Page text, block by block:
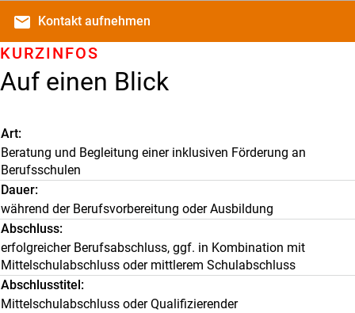
email Kontakt aufnehmen
Auf einen Blick
KURZINFOS
Art
Beratung und Begleitung einer inklusiven Förderung an
Berufsschulen
Dauer
während der Berufsvorbereitung oder Ausbildung
Abschluss
erfolgreicher Berufsabschluss, ggf. in Kombination mit
Mittelschulabschluss oder mittlerem Schulabschluss
Abschlusstitel
Mittelschulabschluss oder Qualifizierender